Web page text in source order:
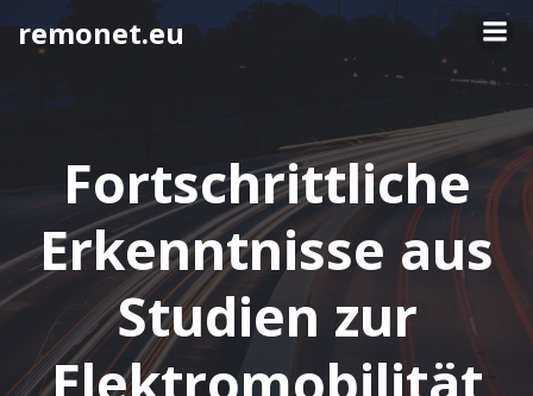
Springe
remonet.eu
Fortschrittliche
Erkenntnisse aus
Studien zur